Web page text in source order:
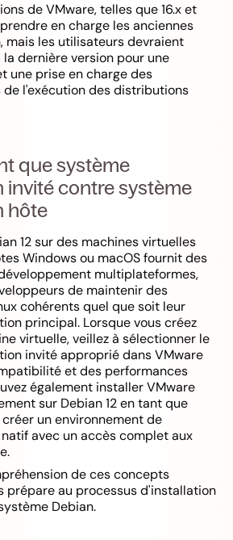
de VMware, telles que 16.x et
en charge les anciennes
mais les utilisateurs devraient
dernière version pour une
une prise en charge des
l'exécution des distributions
que système
invité contre système
hôte
12 sur des machines virtuelles
Windows ou macOS fournit des
multiplateformes,
de maintenir des
cohérents quel que soit leur
principal. Lorsque vous créez
virtuelle, veillez à sélectionner le
invité approprié dans VMware
et des performances
également installer VMware
sur Debian 12 en tant que
un environnement de
avec un accès complet aux
de ces concepts
prépare au processus d'installation
Debian.